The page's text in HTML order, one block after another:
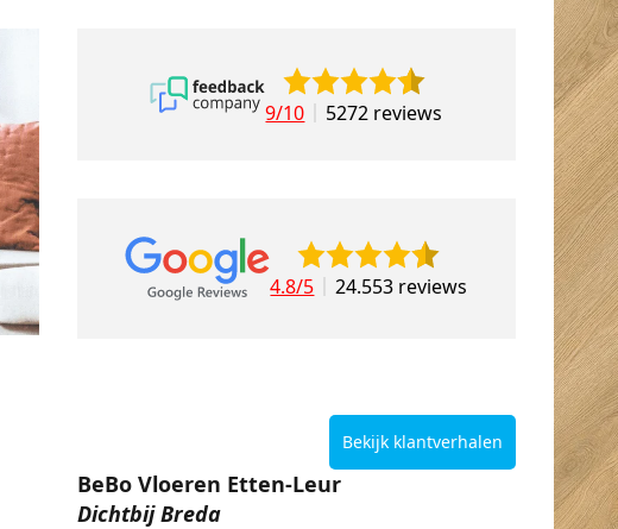
9/10 5272 reviews
4.8/5 24.553 reviews
Bekijk klantverhalen
BeBo Vloeren Etten-Leur
Dichtbij Breda